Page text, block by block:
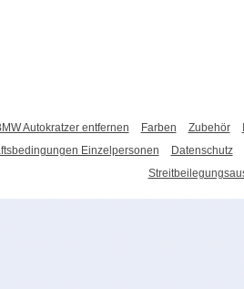
Autokratzer entfernen Farben Zubehör
Einzelpersonen
Datenschutz